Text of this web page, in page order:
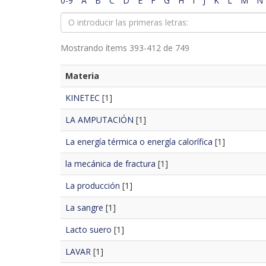
Mostrando ítems 393-412 de 749
Materia
KINETEC [1]
LA AMPUTACIÓN [1]
La energía térmica o energía calorífica [1]
la mecánica de fractura [1]
La producción [1]
La sangre [1]
Lacto suero [1]
LAVAR [1]